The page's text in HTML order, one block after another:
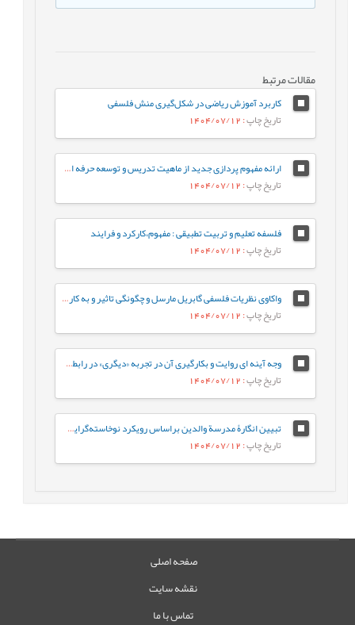
مقالات مرتبط
کاربرد آموزش ریاضی در شکل‌گیری منش فلسفی
تاریخ چاپ: 1404/07/12
ارائه مفهوم پردازی جدید از ماهیت تدریس و توسعه حرفه ای معلمان مبتنی بر اندیشه ژیل دلوز در باب ماهیت تجربه یادگیری
تاریخ چاپ: 1404/07/12
فلسفه تعلیم و تربیت تطبیقی : مفهوم،کارکرد و فرایند
تاریخ چاپ: 1404/07/12
واکاوی نظریات فلسفی گابریل مارسل و چگونگی تاثیر و به کارگیری آن در ایجاد مهارت جراتمندی توسط معلم
تاریخ چاپ: 1404/07/12
وجه آینه ای روایت و بکارگیری آن در تجربه «دیگری» در رابطه تربیتی: طرحی برای تربیت همدلانه معلم
تاریخ چاپ: 1404/07/12
تبیین انگارۀ مدرسة والدین براساس رویکرد نوخاسته‌گرایی، و تقش آن در اعتلای تربیت دوران کودکی
تاریخ چاپ: 1404/07/12
صفحه اصلی
نقشه سایت
تماس با ما